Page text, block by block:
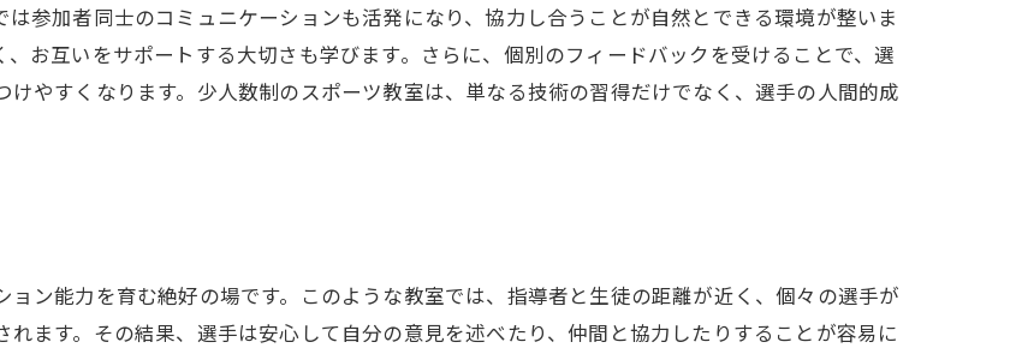
参加者同士のコミュニケーションも活発になり、協力し合うことが自然とできる環境が整いま
お互いをサポートする大切さも学びます。さらに、個別のフィードバックを受けることで、選
やすくなります。少人数制のスポーツ教室は、単なる技術の習得だけでなく、選手の人間的成
ン能力を育む絶好の場です。このような教室では、指導者と生徒の距離が近く、個々の選手が
ます。その結果、選手は安心して自分の意見を述べたり、仲間と協力したりすることが容易に